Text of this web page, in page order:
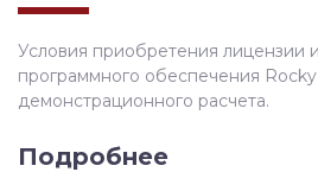
Условия приобретения лицензии
программного обеспечения
демонстрационного расчета.
Подробнее